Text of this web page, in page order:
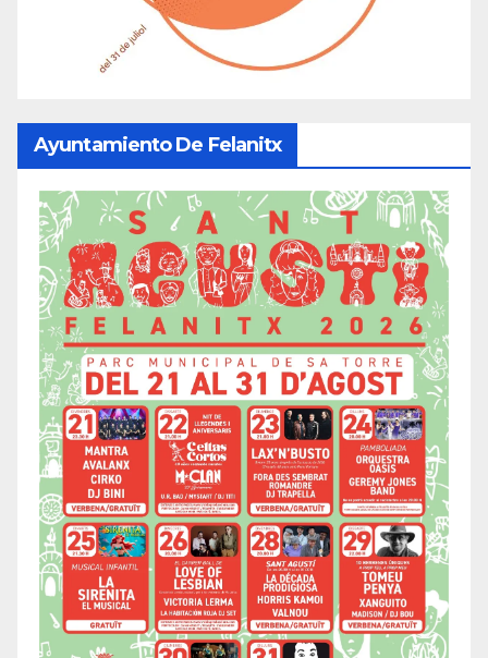
Ayuntamiento De Felanitx